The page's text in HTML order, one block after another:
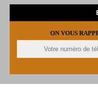
ON VOUS